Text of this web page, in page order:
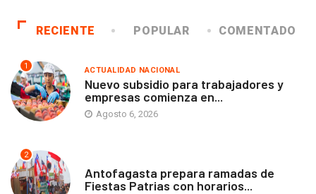
RECIENTE POPULAR COMENTADO
1 ACTUALIDAD NACIONAL
Nuevo subsidio para trabajadores y
empresas comienza en...
Agosto 6, 2026
2
Antofagasta prepara ramadas de
Fiestas Patrias con horarios...